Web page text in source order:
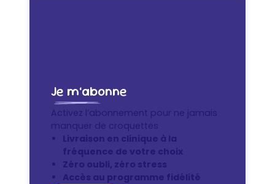
Je m’abonne
Activez l’abonnement pour ne jamais
manquer de croquettes
Livraison en clinique à la
fréquence de votre choix
Zéro oubli, zéro stress
Accès au programme fidélité